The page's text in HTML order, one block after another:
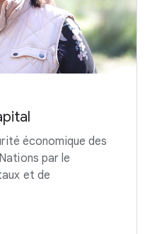
économique des
par le
et de